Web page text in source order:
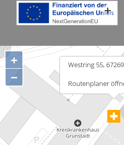
Westring 55,
Routenplaner
+
−